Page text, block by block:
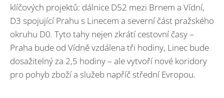
klíčových projektů: dálnice D52 mezi Brnem a Vídní,
D3 spojující Prahu s Linecem a severní část pražského
okruhu D0. Tyto tahy nejen zkrátí cestovní časy –
Praha bude od Vídně vzdálena tři hodiny, Linec bude
dosažitelný za 2,5 hodiny – ale vytvoří nové koridory
pro pohyb zboží a služeb napříč střední Evropou.